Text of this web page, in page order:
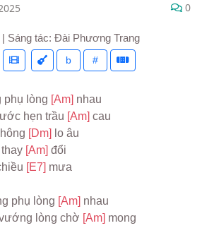
0
| Sáng tác: Đài Phương Trang
b #
phụ lòng [Am] nhau
hẹn trầu [Am] cau
[Dm] lo âu
[Am] đổi
[E7] mưa
phụ lòng [Am] nhau
lòng chờ [Am] mong